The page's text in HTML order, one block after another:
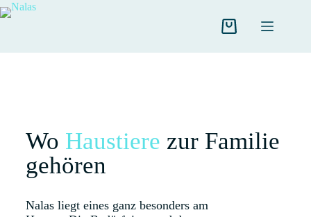
Wo Haustiere zur Familie
gehören
Nalas liegt eines ganz besonders am